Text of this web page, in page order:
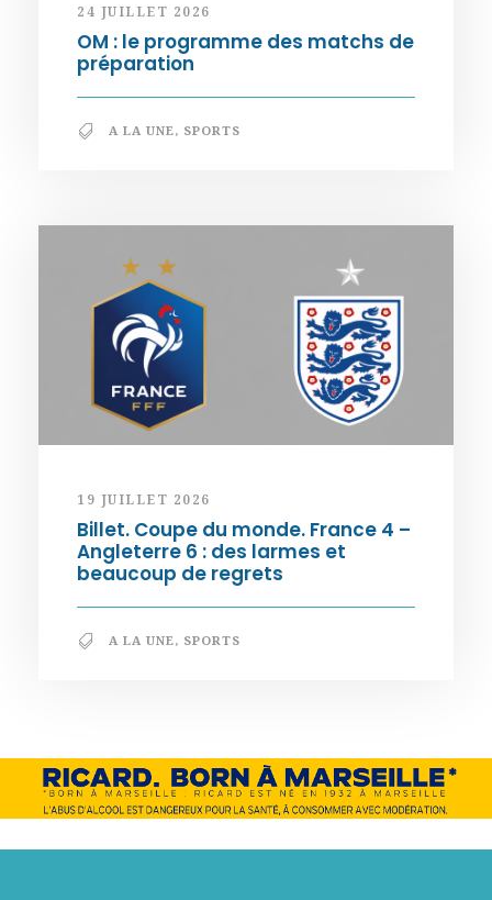
24 JUILLET 2026
OM : le programme des matchs de
préparation
A LA UNE, SPORTS
19 JUILLET 2026
Billet. Coupe du monde. France 4 –
Angleterre 6 : des larmes et
beaucoup de regrets
A LA UNE, SPORTS